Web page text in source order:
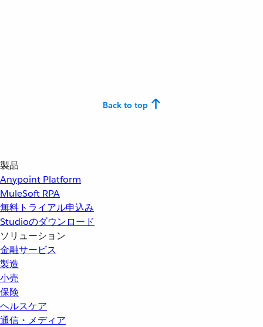
Back to top
製品
Anypoint Platform
MuleSoft RPA
無料トライアル申込み
Studioのダウンロード
ソリューション
金融サービス
製造
小売
保険
ヘルスケア
通信・メディア